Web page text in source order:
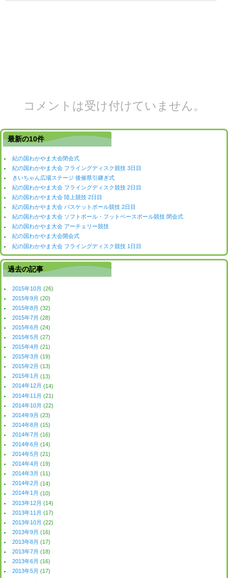
コメントは受け付けていません。
最新の10件
紀の国わかやま大会閉会式
紀の国わかやま大会 フライングディスク競技 3日目
きいちゃん広場ステージ 後催県引継ぎ式
紀の国わかやま大会 フライングディスク競技 2日目
紀の国わかやま大会 陸上競技 2日目
紀の国わかやま大会 バスケットボール競技 2日目
紀の国わかやま大会 ソフトボール・フットベースボール競技 閉会式
紀の国わかやま大会 アーチェリー競技
紀の国わかやま大会開会式
紀の国わかやま大会 フライングディスク競技 1日目
過去の記事
2015年10月 (26)
2015年9月 (20)
2015年8月 (32)
2015年7月 (28)
2015年6月 (24)
2015年5月 (27)
2015年4月 (21)
2015年3月 (19)
2015年2月 (13)
2015年1月 (13)
2014年12月 (14)
2014年11月 (21)
2014年10月 (22)
2014年9月 (23)
2014年8月 (15)
2014年7月 (16)
2014年6月 (14)
2014年5月 (21)
2014年4月 (19)
2014年3月 (11)
2014年2月 (14)
2014年1月 (10)
2013年12月 (14)
2013年11月 (17)
2013年10月 (22)
2013年9月 (16)
2013年8月 (17)
2013年7月 (18)
2013年6月 (16)
2013年5月 (17)